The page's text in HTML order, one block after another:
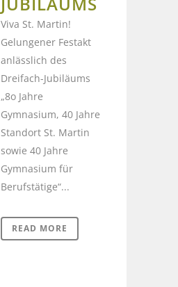
Viva St. Martin!
Gelungener Festakt
anlässlich des
Dreifach-Jubiläums
„8o Jahre
Gymnasium, 40 Jahre
Standort St. Martin
sowie 40 Jahre
Gymnasium für
Berufstätige“...
READ MORE